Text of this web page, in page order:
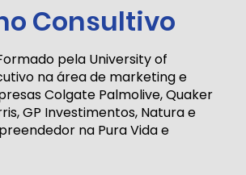
Consultivo
pela University of
na área de marketing e
Colgate Palmolive, Quaker
GP Investimentos, Natura e
na Pura Vida e